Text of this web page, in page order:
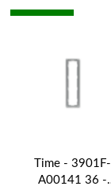
Time - 3901F-
A00141 36 -